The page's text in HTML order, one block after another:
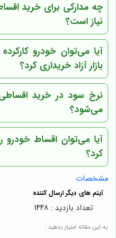
چه مدارکی برای خرید
نیاز است؟
آیا می‌توان خودرو
بازار آزاد خریداری کرد؟
نرخ سود در خرید
می‌شود؟
آیا می‌توان اقساط خودرو
کرد؟
مشخصات
به این مقاله امتیاز بدهید :
تعداد بازدید : 1448